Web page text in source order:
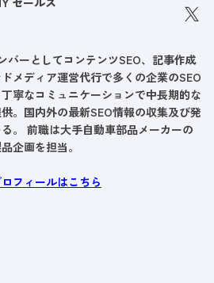
バーとしてコンテンツSEO、記事作成
メディア運営代行で多くの企業のSEO
寧なコミュニケーションで中長期的な
。国内外の最新SEO情報の収集及び発
。 前職は大手自動車部品メーカーの
企画を担当。
フィールはこちら